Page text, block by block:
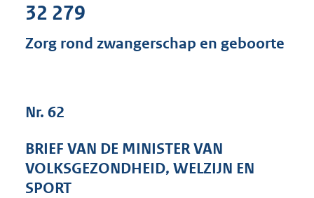
s
e
:
32 279
Zorg rond zwangerschap en geboorte
Nr. 62
BRIEF VAN DE MINISTER VAN
VOLKSGEZONDHEID, WELZIJN EN
SPORT